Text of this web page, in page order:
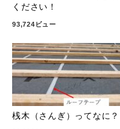
ください！
93,724ビュー
桟木（さんぎ）ってなに